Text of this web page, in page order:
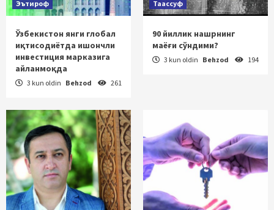
Эътироф
Ўзбекистон янги глобал
иқтисодиётда ишончли
инвестиция марказига
айланмоқда
3 kun oldin Behzod 261
Таассуф
90 йиллик нашрнинг
маёғи сўндими?
3 kun oldin Behzod 194